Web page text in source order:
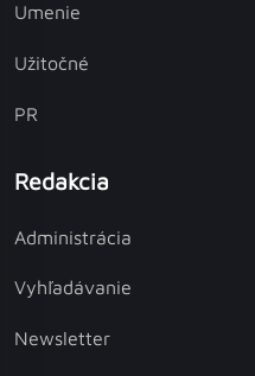
Umenie
Užitočné
PR
Redakcia
Administrácia
Vyhľadávanie
Newsletter